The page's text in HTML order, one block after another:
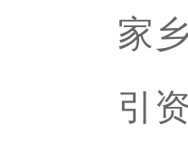
家
引